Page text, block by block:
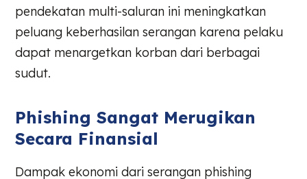
pendekatan multi-saluran ini meningkatkan
peluang keberhasilan serangan karena pelaku
dapat menargetkan korban dari berbagai
sudut.
Phishing Sangat Merugikan
Secara Finansial
Dampak ekonomi dari serangan phishing